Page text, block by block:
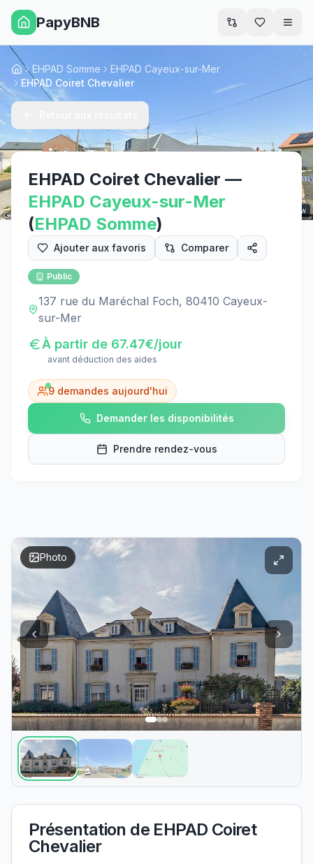
PapyBNB
Street View
AccueilEHPAD Somme
EHPAD Cayeux-sur-Mer
EHPAD Coiret Chevalier
EHPAD Coiret Chevalier —
EHPAD Cayeux-sur-Mer
(EHPAD Somme)
Ajouter aux favoris Comparer
Public
137 rue du Maréchal Foch, 80410 Cayeux-
sur-Mer
À partir de 67.47€/jour
avant déduction des aides
9 demandes aujourd'hui
Demander les disponibilités
Prendre rendez-vous
Photo
Présentation de EHPAD Coiret
Chevalier